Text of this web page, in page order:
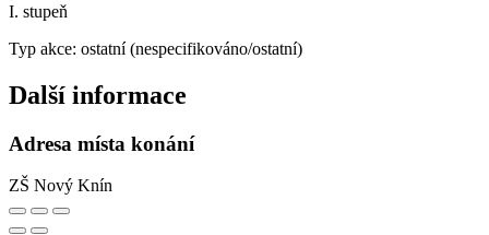
I. stupeň
Typ akce: ostatní (nespecifikováno/ostatní)
Další informace
Adresa místa konání
ZŠ Nový Knín